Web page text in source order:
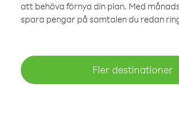
att behöva förnya din plan. Med
spara pengar på samtalen du redan
Fler destinationer